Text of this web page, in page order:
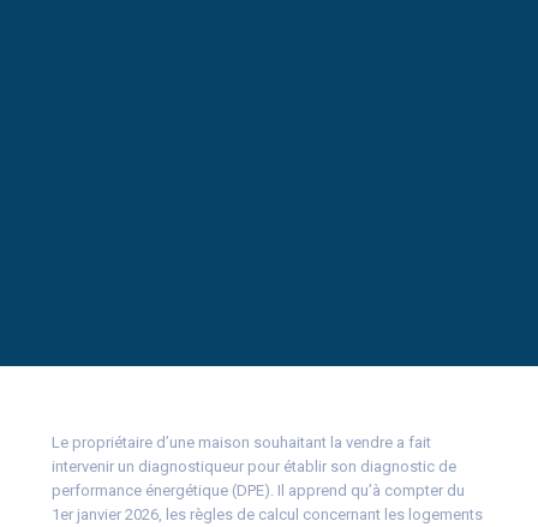
Le propriétaire d’une maison souhaitant la vendre a fait
intervenir un diagnostiqueur pour établir son diagnostic de
performance énergétique (DPE). Il apprend qu’à compter du
1er janvier 2026, les règles de calcul concernant les logements